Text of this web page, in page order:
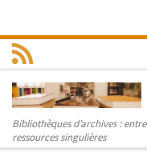
Bibliothèques d’archives :
ressources singulières